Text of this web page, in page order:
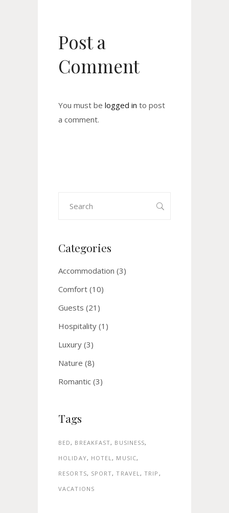
Post a
Comment
You must be logged in to post
a comment.
Categories
Accommodation (3)
Comfort (10)
Guests (21)
Hospitality (1)
Luxury (3)
Nature (8)
Romantic (3)
Tags
BED BREAKFAST
BUSINESS
HOLIDAY
HOTEL
MUSIC
RESORTS
SPORT TRAVEL
TRIP
VACATIONS